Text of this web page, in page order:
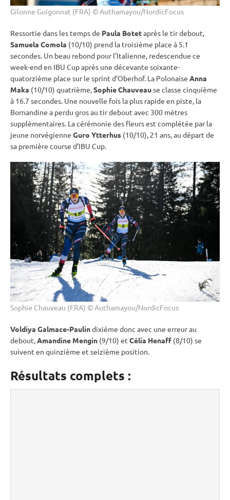
Gilonne Guigonnat (FRA) © Authamayou/NordicFocus
Ressortie dans les temps de Paula Botetaprès le tirdebout,
Samuela Comola (10/10) prend la troisième place à 5.1
secondes. Un beau rebond pour l’Italienne, redescendue ce
week-end en IBU Cupaprès une décevante soixante-
quatorzième place sur le sprint d’Oberhof. La Polonaise Anna
Maka (10/10) quatrième,Sophie Chauveause classe cinquième
à 16.7 secondes. Une nouvelle fois la plus rapide en piste, la
Bornandine a perdu gros au tirdebout avec 300 mètres
supplémentaires. La cérémonie des fleurs est complétée par la
jeune norvégienne Guro Ytterhus (10/10), 21 ans, au départ de
sa première course d’IBU Cup.
Sophie Chauveau (FRA) © Authamayou/NordicFocus
Voldiya Galmace-Paulindixième donc avec une erreur au
debout,Amandine Mengin (9/10) et Célia Henaff (8/10) se
suivent en quinzième et seizième position.
Résultats complets :